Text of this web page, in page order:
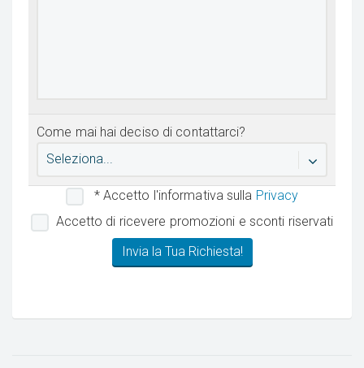
Come mai hai deciso di contattarci?
Seleziona...
* Accetto l'informativa sulla Privacy
Accetto di ricevere promozioni e sconti riservati